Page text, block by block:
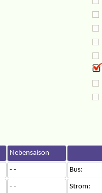
Nebensaison
- - Bus:
- - Strom: